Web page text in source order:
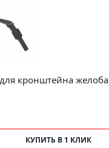
кронштейна желоба
КУПИТЬ В 1 КЛИК